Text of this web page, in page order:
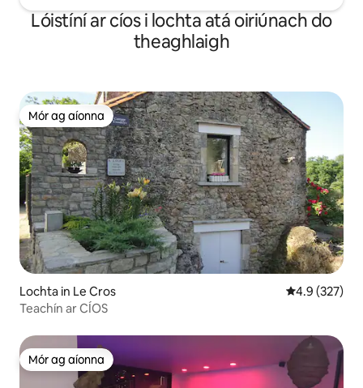
Lóistíní ar cíos i lochta atá oiriúnach do
theaghlaigh
Mór ag aíonna
Mór ag aíonna
Lochta in Le Cros Meánrátáil
4.9 (327)
Teachín ar CÍOS
Mór ag aíonna
Mór ag aíonna